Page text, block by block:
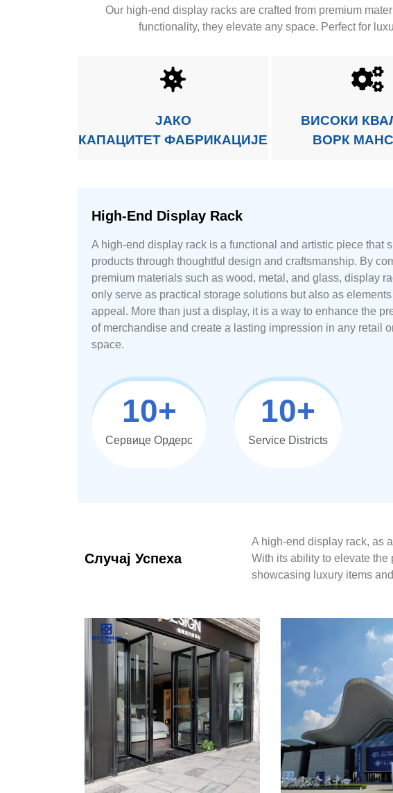
Our high-end display racks are crafted from premium
functionality, they elevate any space. Perfect for
ЈАКО
КАПАЦИТЕТ ФАБРИКАЦИЈЕ
ВИСОКИ
ВОРК
High-End Display Rack
A high-end display rack is a functional and artistic piece that
products through thoughtful design and craftsmanship. By
premium materials such as wood, metal, and glass, display
only serve as practical storage solutions but also as elements
appeal. More than just a display, it is a way to enhance the
of merchandise and create a lasting impression in any retail
space.
10+
Сервице Ордерс
10+
Service Districts
Случај Успеха
A high-end display rack, as
With its ability to elevate the
showcasing luxury items